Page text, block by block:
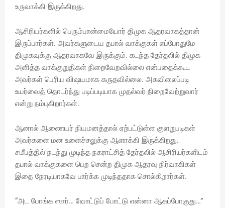
உருவாக்கி இருக்கிறது.
ஆசிரியர்களில் பெரும்பான்மையோர் திமுக ஆதரவாகத்தான்
இருப்பார்கள். அவர்களுடைய தபால் வாக்குகள் எப்போதுமே
திமுகவுக்கு ஆதரவாகவே இருக்கும். கடந்த தேர்தலில் திமுக
அளித்த வாக்குறுதிகள் நிறைவேறவில்லை என்பதைக்கூட
அவர்கள் பெரிய விஷயமாக கருதவில்லை. அகவிலைப்படி
உயர்வைத் தொடர்ந்து படிப்படியாக முதல்வர் நிறைவேற்றுவார்
என்று நம்புகிறார்கள்.
ஆனால் ஆணையர் நியமனத்தால் ஏற்பட்டுள்ள குளறுபடிகள்
அவர்களை மன உளைச்சலுக்கு ஆளாக்கி இருக்கிறது.
சமீபத்தில் நடந்து முடிந்த நகராட்சித் தேர்தலில் ஆசிரியர்களிடம்
தபால் வாக்குகளை பெற சென்ற திமுக ஆதரவு நிர்வாகிகள்
இதை நேரடியாகவே பார்க்க முடிந்ததாக சொல்கிறார்கள்.
“அட போங்க ஸார்… வோட்டுப் போட்டு என்னா ஆகப்போகுது…”